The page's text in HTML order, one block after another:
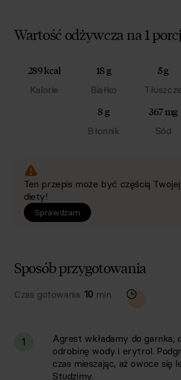
Wartość odżywcza na 1
289 kcal
Kalorie
18 g
Białko
5 g
Tłuszcze
8 g
Błonnik
367 mg
Sód
Ten przepis może być częścią
diety!
Sprawdzam
Sposób przygotowania
Czas gotowania: 10 min.
1
Agrest wkładamy do garnka,
odrobinę wody i erytrol.
czas mieszając, aż owoce się
Studzimy.